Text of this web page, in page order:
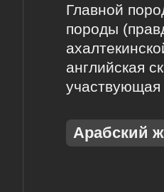
Главной
породы
английская
участвующая
Арабский